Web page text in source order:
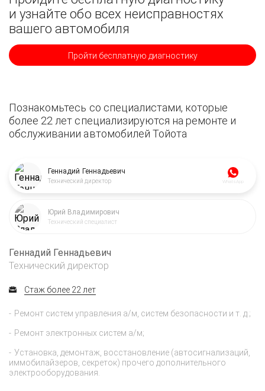
и узнайте обо всех неисправностях
вашего автомобиля
Пройти бесплатную диагностику
Познакомьтесь со специалистами, которые
более 22 лет специализируются на ремонте и
обслуживании автомобилей Тойота
Геннадий Геннадьевич
Технический директор WhatsApp
Юрий Владимирович
Технический специалист
Геннадий Геннадьевич
Технический директор
Стаж более 22 лет
Ремонт систем управления а/м, систем безопасности и т. д.;
Ремонт электронных систем а/м;
Установка, демонтаж, восстановление (автосигнализаций,
иммобилайзеров, секреток) прочего дополнительного
электрооборудования.